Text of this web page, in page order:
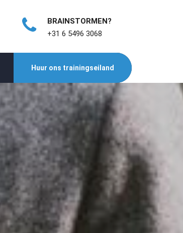
BRAINSTORMEN?
+31 6 5496 3068
Huur ons trainingseiland